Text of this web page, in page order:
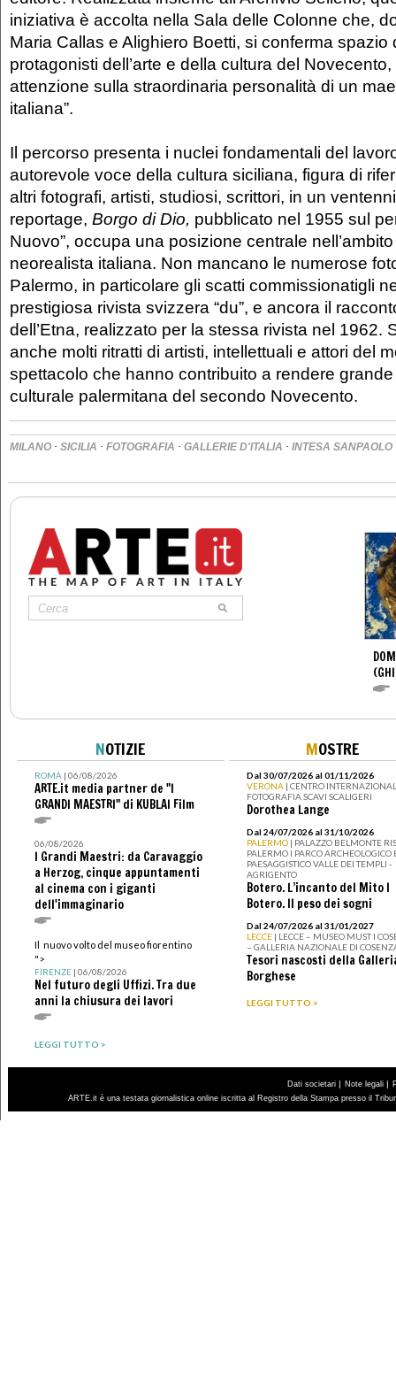
iniziativa è accolta nella Sala delle Colonne che,
Maria Callas e Alighiero Boetti, si conferma spazio
protagonisti dell’arte e della cultura del
attenzione sulla straordinaria personalità di un
italiana”.
Il percorso presenta i nuclei fondamentali del
autorevole voce della cultura siciliana, figura di
altri fotografi, artisti, studiosi, scrittori, in un
reportage, Borgo di Dio, pubblicato nel 1955 sul
Nuovo”, occupa una posizione centrale
neorealista italiana. Non mancano le numerose
Palermo, in particolare gli scatti commissionatigli
prestigiosa rivista svizzera “du”, e ancora il
dell’Etna, realizzato per la stessa rivista nel 1962.
anche molti ritratti di artisti, intellettuali e attori del
spettacolo che hanno contribuito a rendere
culturale palermitana del secondo Novecento.
MILANO · SICILIA · FOTOGRAFIA · GALLERIE D'ITALIA · INTESA SANPAOLO
NOTIZIE
ROMA| 06/08/2026
ARTE.it media partner de "I
GRANDI MAESTRI" di KUBLAI Film
06/08/2026
I Grandi Maestri: da Caravaggio
a Herzog, cinque appuntamenti
al cinema con i giganti
dell'immaginario
Il nuovo volto del museo fiorentino
">
FIRENZE| 06/08/2026
Nel futuro degli Uffizi. Tra due
anni la chiusura dei lavori
LEGGI TUTTO >
MOSTRE
Dal 30/07/2026 al 01/11/2026
VERONA | CENTRO
FOTOGRAFIA SCAVI SCALIGERI
Dorothea Lange
Dal 24/07/2026 al 31/10/2026
PALERMO | PALAZZO BELMONTE
PALERMO I PARCO ARCHEOLOGICO
PAESAGGISTICO VALLE DEI TEMPLI -
AGRIGENTO
Botero. L’incanto del Mito I
Botero. Il peso dei sogni
Dal 24/07/2026 al 31/01/2027
LECCE | LECCE – MUSEO MUST I
– GALLERIA NAZIONALE DI
Tesori nascosti della
Borghese
LEGGI TUTTO >
Dati societari | Note legali |
ARTE.it è una testata giornalistica online iscritta al Registro della Stampa presso il